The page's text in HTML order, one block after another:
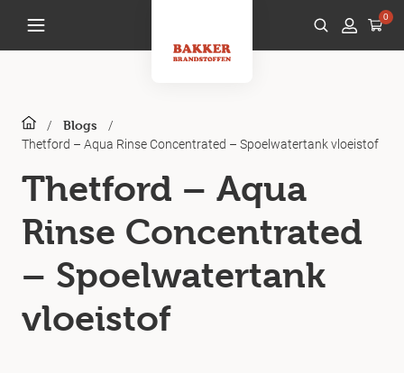
0
/ Blogs
/
Thetford – Aqua Rinse Concentrated – Spoelwatertank vloeistof
Thetford – Aqua
Rinse Concentrated
– Spoelwatertank
vloeistof